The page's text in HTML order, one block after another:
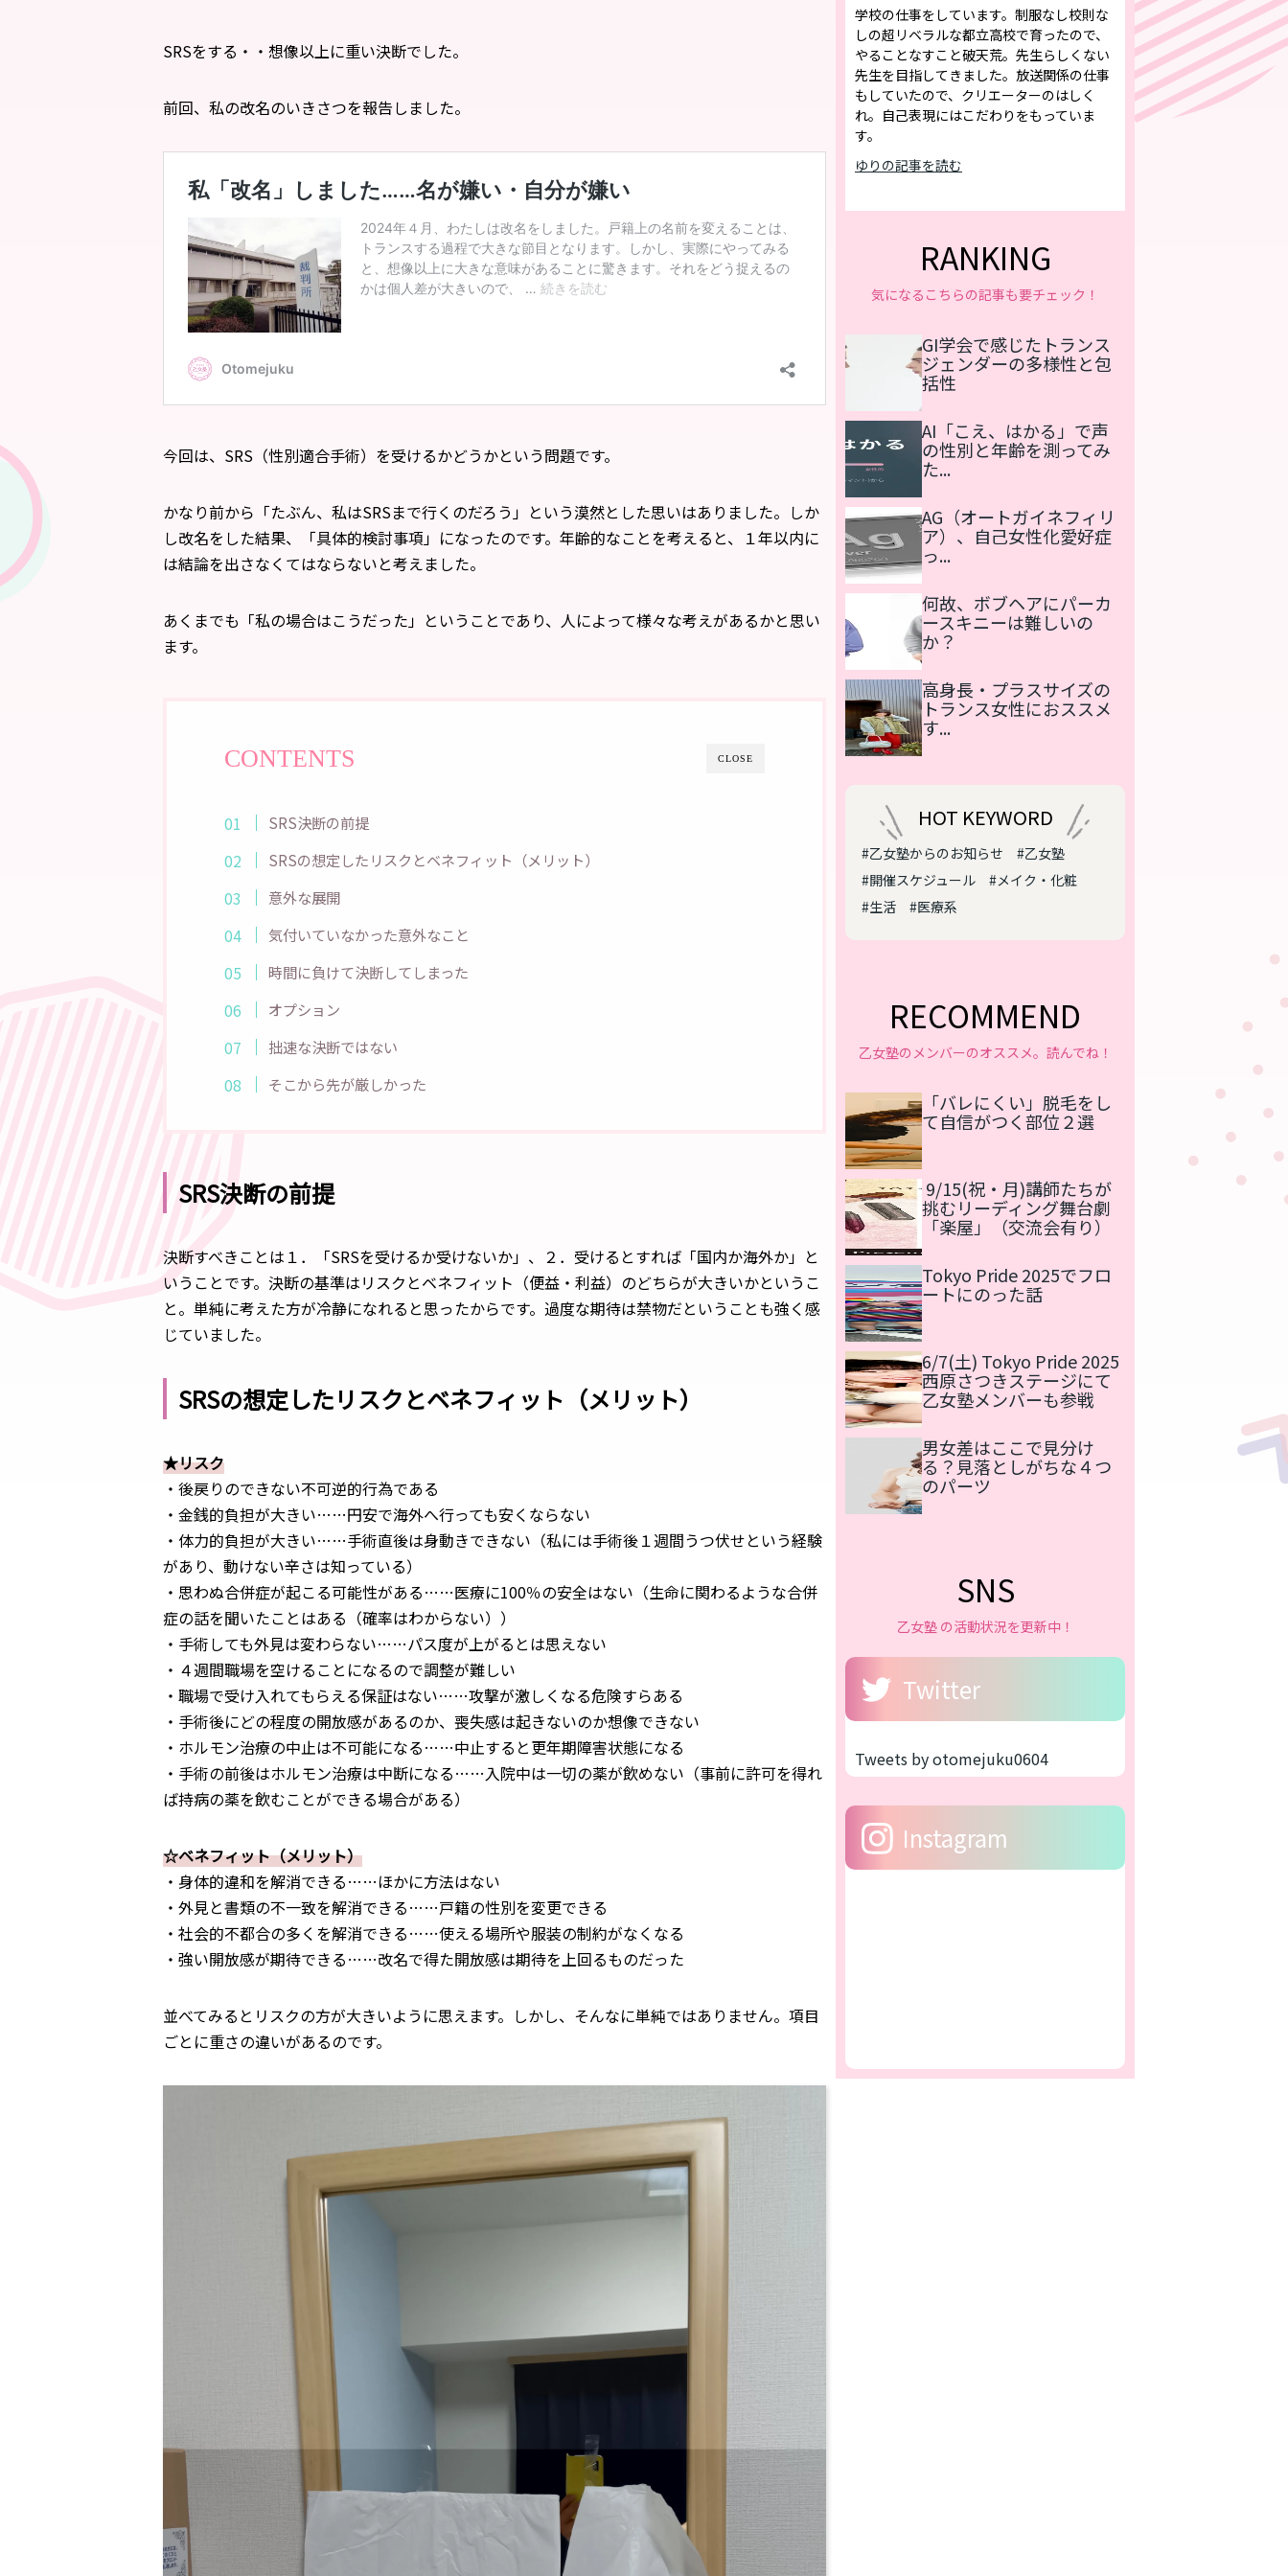
SRSをする・・想像以上に重い決断でした。
前回、私の改名のいきさつを報告しました。
今回は、SRS（性別適合手術）を受けるかどうかという問題です。
かなり前から「たぶん、私はSRSまで行くのだろう」という漠然とした思いはありました。しか
し改名をした結果、「具体的検討事項」になったのです。年齢的なことを考えると、１年以内に
は結論を出さなくてはならないと考えました。
あくまでも「私の場合はこうだった」ということであり、人によって様々な考えがあるかと思い
ます。
CLOSE
CONTENTS
SRS決断の前提
SRSの想定したリスクとベネフィット（メリット）
意外な展開
気付いていなかった意外なこと
時間に負けて決断してしまった
オプション
拙速な決断ではない
そこから先が厳しかった
SRS決断の前提
決断すべきことは１．「SRSを受けるか受けないか」、２．受けるとすれば「国内か海外か」と
いうことです。決断の基準はリスクとベネフィット（便益・利益）のどちらが大きいかというこ
と。単純に考えた方が冷静になれると思ったからです。過度な期待は禁物だということも強く感
じていました。
SRSの想定したリスクとベネフィット（メリット）
★リスク
・後戻りのできない不可逆的行為である
・金銭的負担が大きい……円安で海外へ行っても安くならない
・体力的負担が大きい……手術直後は身動きできない（私には手術後１週間うつ伏せという経験
があり、動けない辛さは知っている）
・思わぬ合併症が起こる可能性がある……医療に100％の安全はない（生命に関わるような合併
症の話を聞いたことはある（確率はわからない））
・手術しても外見は変わらない……パス度が上がるとは思えない
・４週間職場を空けることになるので調整が難しい
・職場で受け入れてもらえる保証はない……攻撃が激しくなる危険すらある
・手術後にどの程度の開放感があるのか、喪失感は起きないのか想像できない
・ホルモン治療の中止は不可能になる……中止すると更年期障害状態になる
・手術の前後はホルモン治療は中断になる……入院中は一切の薬が飲めない（事前に許可を得れ
ば持病の薬を飲むことができる場合がある）
☆ベネフィット（メリット）
・身体的違和を解消できる……ほかに方法はない
・外見と書類の不一致を解消できる……戸籍の性別を変更できる
・社会的不都合の多くを解消できる……使える場所や服装の制約がなくなる
・強い開放感が期待できる……改名で得た開放感は期待を上回るものだった
並べてみるとリスクの方が大きいように思えます。しかし、そんなに単純ではありません。項目
ごとに重さの違いがあるのです。
学校の仕事をしています。制服なし校則な
しの超リベラルな都立高校で育ったので、
やることなすこと破天荒。先生らしくない
先生を目指してきました。放送関係の仕事
もしていたので、クリエーターのはしく
れ。自己表現にはこだわりをもっていま
す。
ゆりの記事を読む
RANKING
気になるこちらの記事も要チェック！
GI学会で感じたトランス
ジェンダーの多様性と包
括性
AI「こえ、はかる」で声
の性別と年齢を測ってみ
た...
AG（オートガイネフィリ
ア）、自己女性化愛好症
っ...
何故、ボブヘアにパーカ
ースキニーは難しいの
か？
高身長・プラスサイズの
トランス女性におススメ
す...
HOT KEYWORD
#乙女塾からのお知らせ
#乙女塾
#開催スケジュール
#メイク・化粧
#生活
#医療系
RECOMMEND
乙女塾のメンバーのオススメ。読んでね！
「バレにくい」脱毛をし
て自信がつく部位２選
9/15(祝・月)講師たちが
挑むリーディング舞台劇
「楽屋」（交流会有り）
Tokyo Pride 2025でフロ
ートにのった話
6/7(土) Tokyo Pride 2025
西原さつきステージにて
乙女塾メンバーも参戦
男女差はここで見分け
る？見落としがちな４つ
のパーツ
SNS
乙女塾 の活動状況を更新中！
Twitter
Tweets by otomejuku0604
Instagram